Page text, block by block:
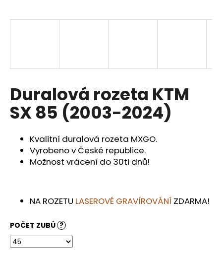
Duralová rozeta KTM
SX 85 (2003-2024)
Kvalitní duralová rozeta MXGO.
Vyrobeno v České republice.
Možnost vrácení do 30ti dnů!
NA ROZETU LASEROVÉ GRAVÍROVÁNÍ ZDARMA!
POČET ZUBŮ ?
j
?
HLEDAT
č
u
j